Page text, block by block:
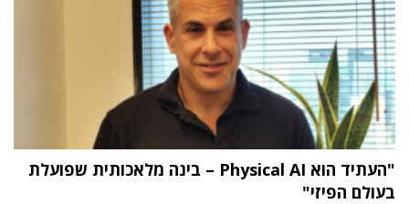
"העתיד הוא Physical AI – בינה מלאכותית שפועלת
בעולם הפיזי"